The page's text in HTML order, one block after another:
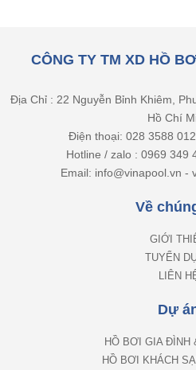
CÔNG TY TM XD HỒ
Địa Chỉ : 22 Nguyễn Bỉnh Khiêm,
Hồ Chí
Điện thoại: 028 3588
Hotline / zalo : 0969 349
Email: info@vinapool.vn -
Về
GIỚI
TUYỂN
LIÊN
Dự
HỒ BƠI GIA ĐÌNH
HỒ BƠI KHÁCH